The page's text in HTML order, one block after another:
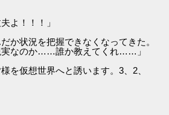
よ！！！」
か状況を把握できなくなってきた。
実なのか……誰か教えてくれ……」
を仮想世界へと誘います。3、2、